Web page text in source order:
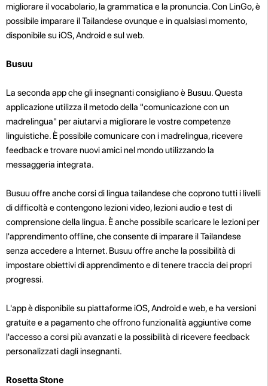
migliorare il vocabolario, la grammatica e la pronuncia. Con LinGo, è
possibile imparare il Tailandese ovunque e in qualsiasi momento,
disponibile su iOS, Android e sul web.
Busuu
La seconda app che gli insegnanti consigliano è Busuu. Questa
applicazione utilizza il metodo della "comunicazione con un
madrelingua" per aiutarvi a migliorare le vostre competenze
linguistiche. È possibile comunicare con i madrelingua, ricevere
feedback e trovare nuovi amici nel mondo utilizzando la
messaggeria integrata.
Busuu offre anche corsi di lingua tailandese che coprono tutti i livelli
di difficoltà e contengono lezioni video, lezioni audio e test di
comprensione della lingua. È anche possibile scaricare le lezioni per
l'apprendimento offline, che consente di imparare il Tailandese
senza accedere a Internet. Busuu offre anche la possibilità di
impostare obiettivi di apprendimento e di tenere traccia dei propri
progressi.
L'app è disponibile su piattaforme iOS, Android e web, e ha versioni
gratuite e a pagamento che offrono funzionalità aggiuntive come
l'accesso a corsi più avanzati e la possibilità di ricevere feedback
personalizzati dagli insegnanti.
Rosetta Stone